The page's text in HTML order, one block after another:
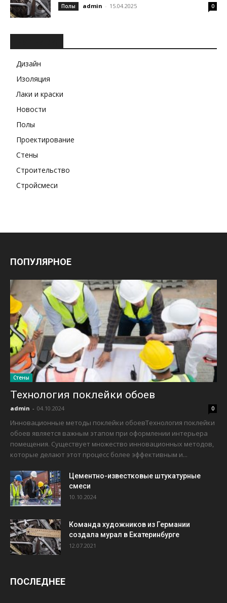
Полы admin - 15.04.2025 0
Дизайн
Изоляция
Лаки и краски
Новости
Полы
Проектирование
Стены
Строительство
Стройсмеси
ПОПУЛЯРНОЕ
Стены
Технология поклейки обоев
admin - 04.10.2024 0
Инновационные методы поклейки обоевТехнология поклейки
обоев является важным этапом при оформлении интерьера
помещения. Существует множество инновационных методов,
которые делают этот процесс более эффективным и...
Цементно-известковые штукатурные
смеси
10.10.2024
Команда художников из Германии
создала мурал в Екатеринбурге
12.07.2021
ПОСЛЕДНЕЕ